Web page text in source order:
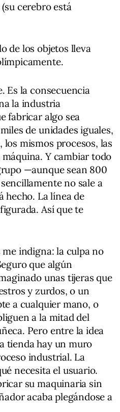
cerebro está
de los objetos lleva
Es la consecuencia
la industria
fabricar algo sea
de unidades iguales,
mismos procesos, las
Y cambiar todo
—aunque sean 800
no sale a
hecho. La línea de
Así que te
indigna: la culpa no
que algún
unas tijeras que
y zurdos, o un
a cualquier mano, o
a la mitad del
Pero entre la idea
tienda hay un muro
industrial. La
necesita el usuario.
su maquinaria sin
acaba plegándose a